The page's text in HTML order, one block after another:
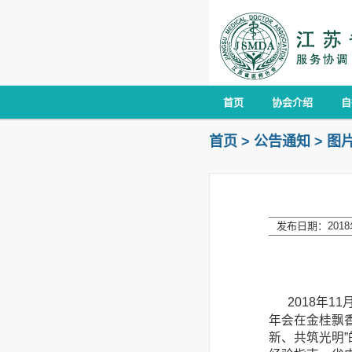
首页 协会介绍
首页 > 公告通知 > 图
发布日期：
2018年11
年会在金桂飘
新、共筑光明